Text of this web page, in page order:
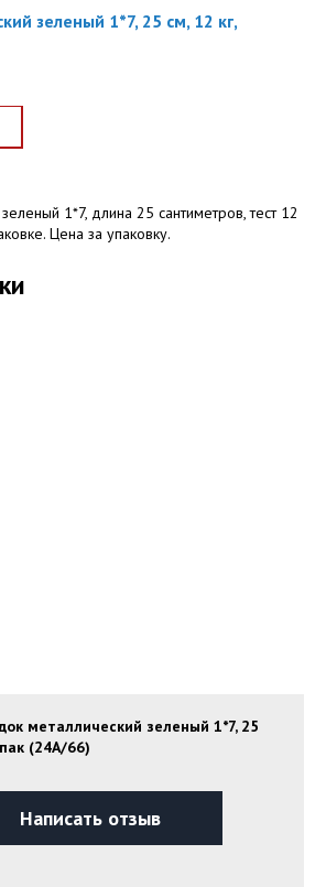
зеленый 1*7, 25 см, 12 кг,
1*7, длина 25 сантиметров, тест 12
Цена за упаковку.
металлический зеленый 1*7, 25
(24A/66)
Написать отзыв